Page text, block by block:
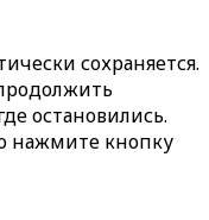
сохраняется.
остановились.
нажмите кнопку